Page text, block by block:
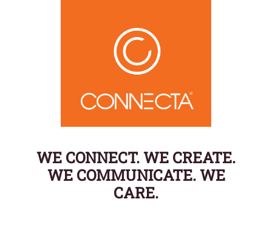
WE CONNECT. WE CREATE.
WE COMMUNICATE. WE
CARE.